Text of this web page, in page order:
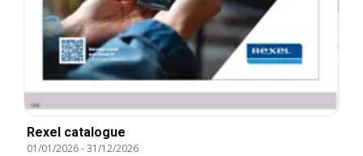
Rexel catalogue
01/01/2026-31/12/2026